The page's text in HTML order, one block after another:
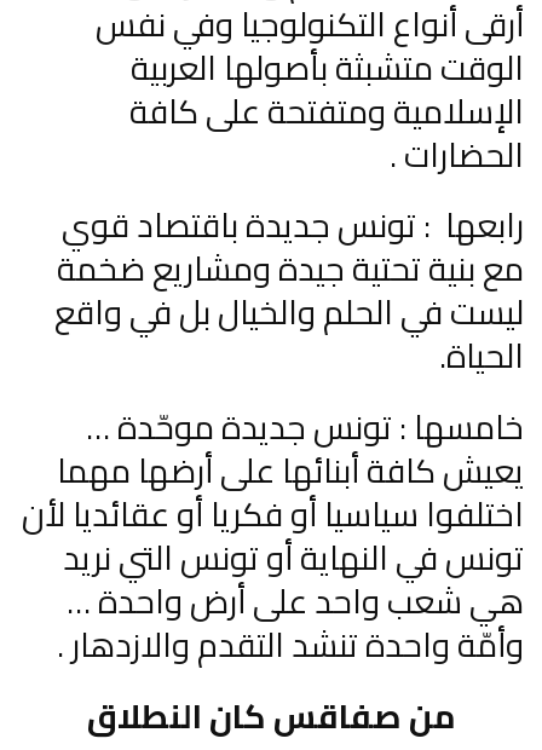
أرقى أنواع التكنولوجيا وفي نفس
الوقت متشبثة بأصولها العربية
الإسلامية ومتفتحة على كافة
الحضارات .
رابعها : تونس جديدة باقتصاد قوي
مع بنية تحتية جيدة ومشاريع ضخمة
ليست في الحلم والخيال بل في واقع
الحياة.
خامسها : تونس جديدة موحّدة …
يعيش كافة أبنائها على أرضها مهما
اختلفوا سياسيا أو فكريا أو عقائديا لأن
تونس في النهاية أو تونس التي نريد
هي شعب واحد على أرض واحدة …
وأمّة واحدة تنشد التقدم والازدهار .
من صفاقس كان النطلاق